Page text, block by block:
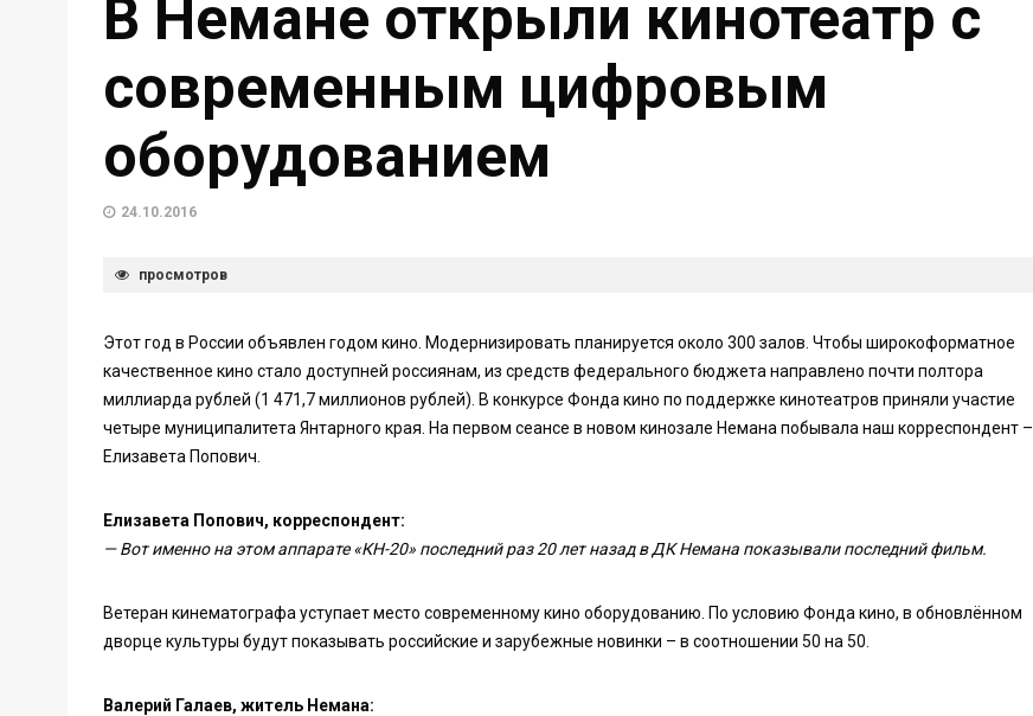
В Немане открыли кинотеатр с
современным цифровым
оборудованием
24.10.2016
просмотров
Этот год в России объявлен годом кино. Модернизировать планируется около 300 залов. Чтобы широкоформатное
качественное кино стало доступней россиянам, из средств федерального бюджета направлено почти полтора
миллиарда рублей (1 471,7 миллионов рублей). В конкурсе Фонда кино по поддержке кинотеатров приняли участие
четыре муниципалитета Янтарного края. На первом сеансе в новом кинозале Немана побывала наш корреспондент –
Елизавета Попович.
Елизавета Попович, корреспондент:
— Вот именно на этом аппарате «КН-20» последний раз 20 лет назад в ДК Немана показывали последний фильм.
Ветеран кинематографа уступает место современному кино оборудованию. По условию Фонда кино, в обновлённом
дворце культуры будут показывать российские и зарубежные новинки – в соотношении 50 на 50.
Валерий Галаев, житель Немана: